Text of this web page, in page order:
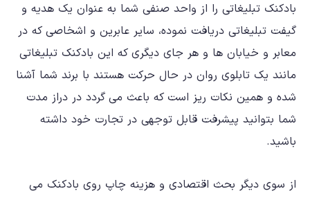
بادکنک تبلیغاتی را از واحد صنفی شما به عنوان یک هدیه و
گیفت تبلیغاتی دریافت نموده، سایر عابرین و اشخاصی که در
معابر و خیابان ها و هر جای دیگری که این بادکنک تبلیغاتی
مانند یک تابلوی روان در حال حرکت هستند با برند شما آشنا
شده و همین نکات ریز است که باعث می گردد در دراز مدت
شما بتوانید پیشرفت قابل توجهی در تجارت خود داشته
باشید.
از سوی دیگر بحث اقتصادی و هزینه چاپ روی بادکنک می